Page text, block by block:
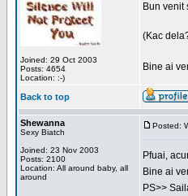
Joined: 29 Oct 2003
Posts: 4654
Location: :-)
Bun venit
(Kac
Bine ai
Back to top
Shewanna
Sexy Biatch
Joined: 23 Nov 2003
Posts: 2100
Location: All around baby, all
around
Posted:
Pfuai,
Bine ai
PS>>